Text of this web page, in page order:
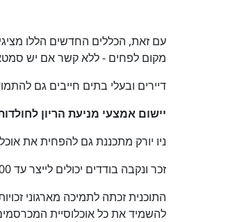
עם זאת, הכללים החדשים הללו
מקום לפחים - ללא קשר אם יש
דיירים ובעלי בתים חייבים גם
יישום אמצעי מניעת הריון
ניו יורק מתכננת גם להפחית את
זכר ונקבה בודדים יכולים לייצר עד 15,000 חולדות ביניהם בשנה.
להשמיד את כל אוכלוסיית המכרסמים